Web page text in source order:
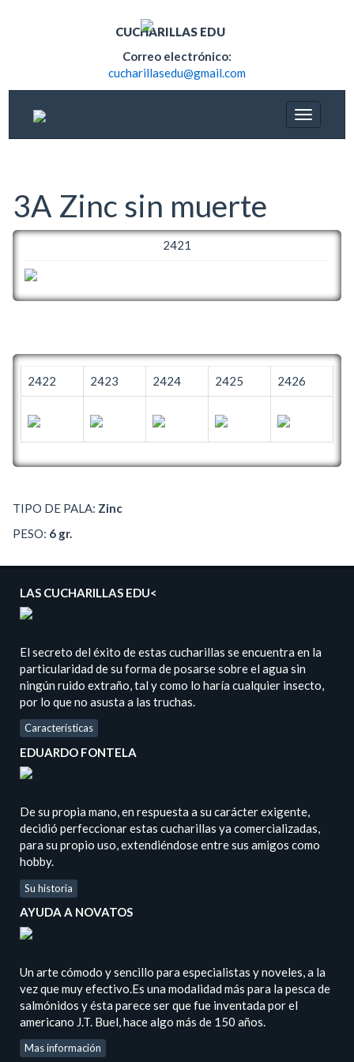
CUCHARILLAS EDU
Correo electrónico:
cucharillasedu@gmail.com
3A Zinc sin muerte
2421
2422 2423 2424 2425 2426
TIPO DE PALA: Zinc
PESO: 6 gr.
LAS CUCHARILLAS EDU<
El secreto del éxito de estas cucharillas se encuentra en la
particularidad de su forma de posarse sobre el agua sin
ningún ruido extraño, tal y como lo haría cualquier insecto,
por lo que no asusta a las truchas.
Características
EDUARDO FONTELA
De su propia mano, en respuesta a su carácter exigente,
decidió perfeccionar estas cucharillas ya comercializadas,
para su propio uso, extendiéndose entre sus amigos como
hobby.
Su historia
AYUDA A NOVATOS
Un arte cómodo y sencillo para especialistas y noveles, a la
vez que muy efectivo.Es una modalidad más para la pesca de
salmónidos y ésta parece ser que fue inventada por el
americano J.T. Buel, hace algo más de 150 años.
Mas información